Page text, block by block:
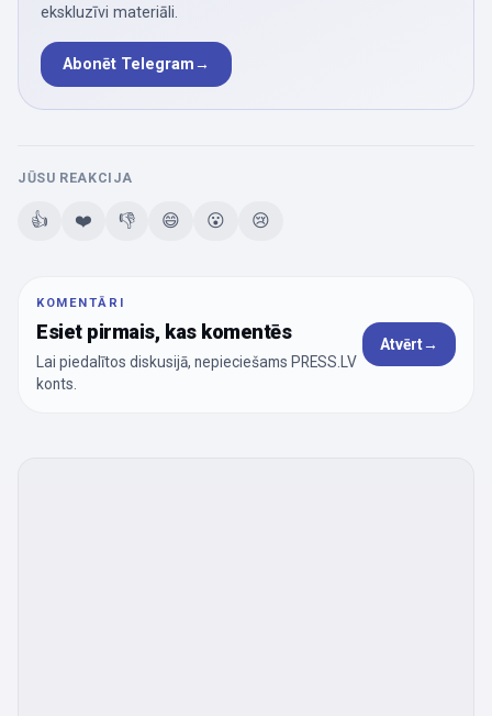
ekskluzīvi materiāli.
Abonēt Telegram→
JŪSU REAKCIJA
👍 ❤️ 👎 😄 😮 😢
KOMENTĀRI
Esiet pirmais, kas komentēs
Lai piedalītos diskusijā, nepieciešams PRESS.LV
konts.
Atvērt→